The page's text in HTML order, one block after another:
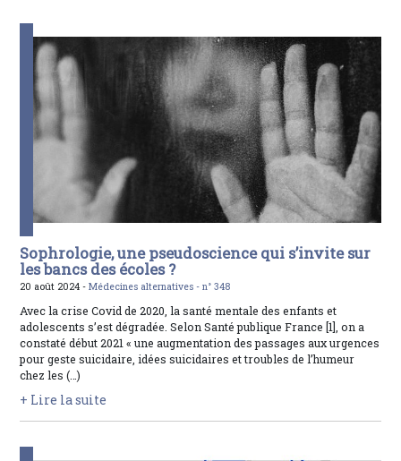
Sophrologie, une pseudoscience qui s’invite sur
les bancs des écoles ?
20 août 2024 -Médecines alternatives -n° 348
Avec la crise Covid de 2020, la santé mentale des enfants et
adolescents s’est dégradée. Selon Santé publique France [1], on a
constaté début 2021 « une augmentation des passages aux urgences
pour geste suicidaire, idées suicidaires et troubles de l’humeur
chez les (…)
+ Lire la suite